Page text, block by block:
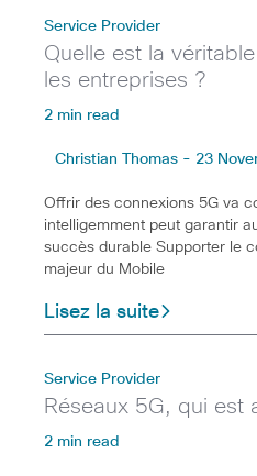
Service Provider
Quelle est la
les entreprises ?
2 min read
Christian Thomas - 23
Offrir des connexions 5G va
intelligemment peut garantir
succès durable Supporter le
majeur du Mobile
Lisez la suite
Service Provider
Réseaux 5G, qui est
2 min read